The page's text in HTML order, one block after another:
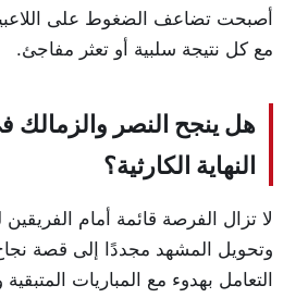
أصبحت تضاعف الضغوط على
مع كل نتيجة سلبية أو تعثر مفاجئ.
هل ينجح النصر
النهاية الكارثية؟
لا تزال الفرصة قائمة أمام الفريقين
وتحويل المشهد مجددًا إلى قصة
التعامل بهدوء مع المباريات المتبقية